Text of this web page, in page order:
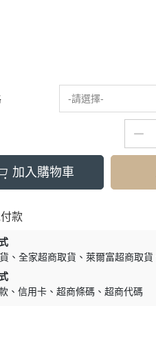
-請選擇-
加入購物車
款
全家超商取貨 萊爾富超商取貨
信用卡 超商條碼 超商代碼